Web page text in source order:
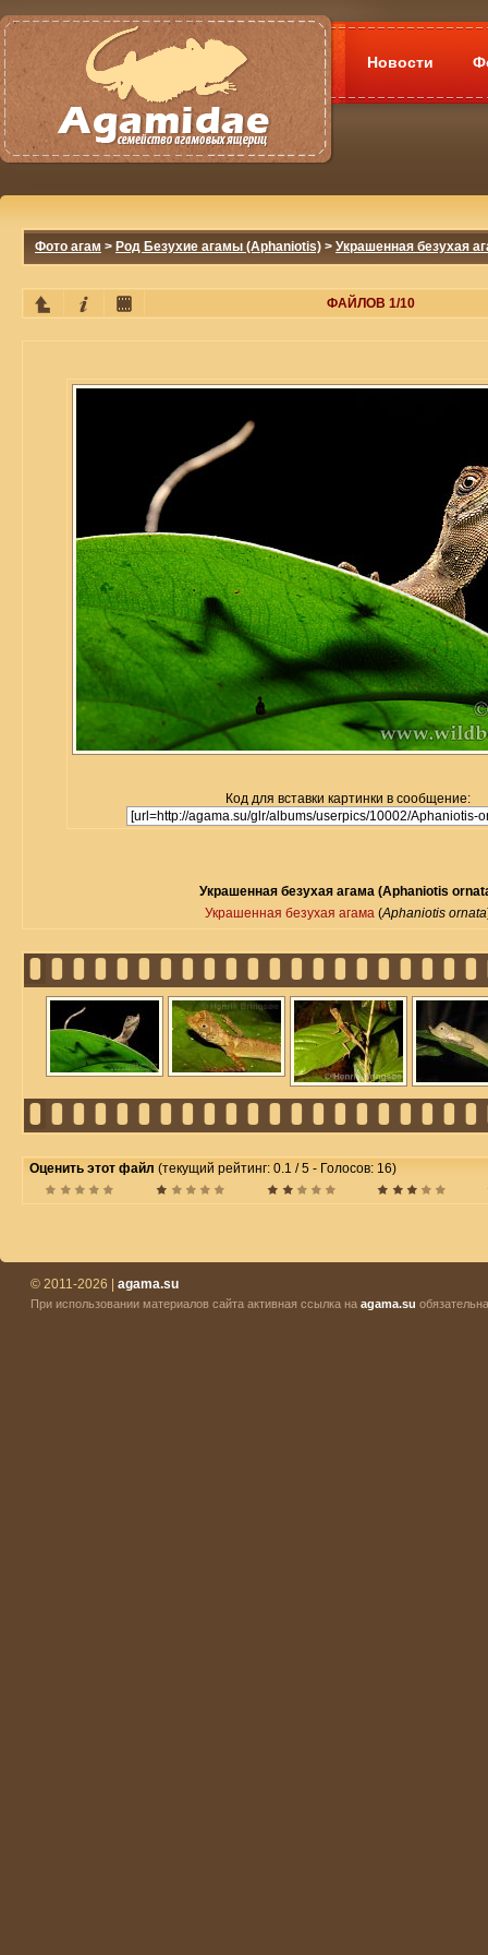
Новости
Фото агам > Род Безухие агамы (Aphaniotis) > Украшенная безухая
ФАЙЛОВ 1/10
Код для вставки картинки в сообщение:
Украшенная безухая агама (Aphaniotis
Украшенная безухая агама (Aphaniotis ornata
Оценить этот файл (текущий рейтинг: 0.1 / 5 - Голосов: 16)
© 2011-2026 | agama.su
При использовании материалов сайта активная ссылка на agama.su